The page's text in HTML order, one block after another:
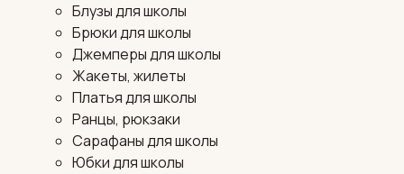
Блузы для школы
Брюки для школы
Джемперы для школы
Жакеты, жилеты
Платья для школы
Ранцы, рюкзаки
Сарафаны для школы
Юбки для школы